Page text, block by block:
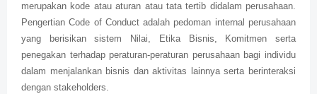
merupakan kode atau aturan atau tata tertib didalam perusahaan.
Pengertian Code of Conduct adalah pedoman internal perusahaan
yang berisikan sistem Nilai, Etika Bisnis, Komitmen serta
penegakan terhadap peraturan-peraturan perusahaan bagi individu
dalam menjalankan bisnis dan aktivitas lainnya serta berinteraksi
dengan stakeholders.